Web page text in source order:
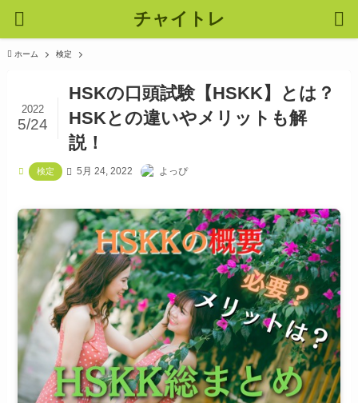
チャイトレ
ホーム 検定
HSKの口頭試験【HSKK】とは？
HSKとの違いやメリットも解
説！
2022
5/24
検定 5月 24, 2022 よっぴ